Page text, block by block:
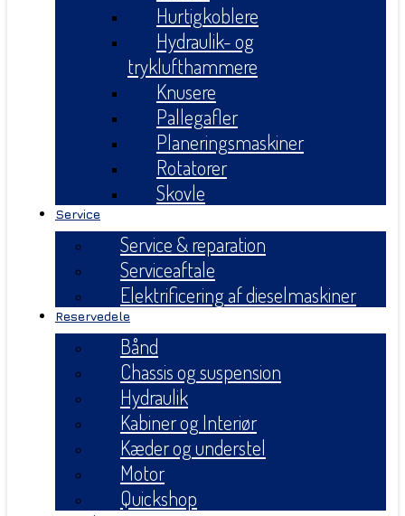
Hurtigkoblere
Hydraulik- og
tryklufthammere
Knusere
Pallegafler
Planeringsmaskiner
Rotatorer
Skovle
Service
Service & reparation
Serviceaftale
Elektrificering af dieselmaskiner
Reservedele
Bånd
Chassis og suspension
Hydraulik
Kabiner og Interiør
Kæder og understel
Motor
Quickshop